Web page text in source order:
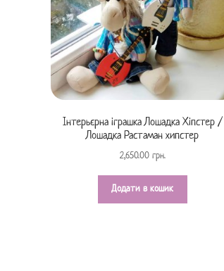
Інтерьєрна іграшка Лошадка Хіпстер /
Лошадка Растаман хипстер
2,650.00 грн.
Додати в кошик